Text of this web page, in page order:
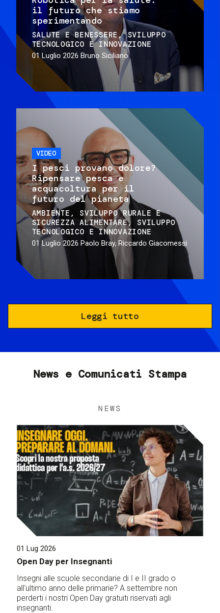
il futuro che stiamo
sperimentando
SALUTE E BENESSERE
SVILUPPO
TECNOLOGICO E INNOVAZIONE
01 Luglio 2026 Bruno Siciliano
VIDEO
I pesci provano dolore?
Ripensare pesca e
acquacoltura per il
futuro del pianeta
AMBIENTE
SVILUPPO RURALE E
SICUREZZA ALIMENTARE
SVILUPPO
TECNOLOGICO E INNOVAZIONE
01 Luglio 2026 Paolo Bray, Riccardo Giacomessi
Leggi tutto
News e Comunicati Stampa
NEWS
01 Lug 2026
Open Day per Insegnanti
Insegni alle scuole secondarie di I e II grado o
all'ultimo anno delle primarie? A settembre non
perderti i nostri Open Day gratuiti riservati agli
insegnanti.